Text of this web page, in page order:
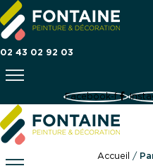
02 43 02 92 03
Facebook-f
Accueil /